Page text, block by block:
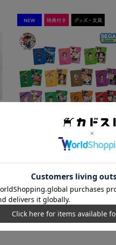
【カドスト特典付き】 名探偵コ
【1BOX】
8,250 円